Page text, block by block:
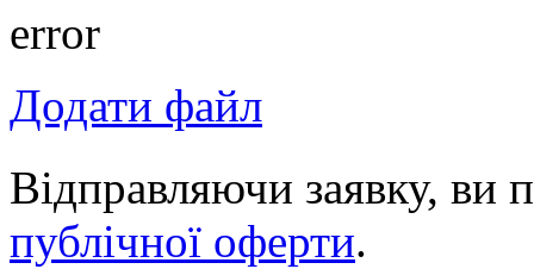
error
Додати файл
Відправляючи заявку, ви
публічної оферти.